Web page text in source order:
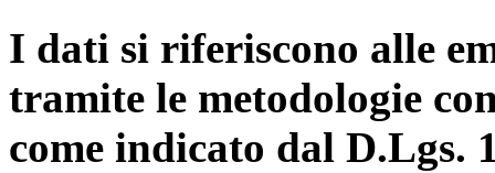
I dati si riferiscono alle
tramite le metodologie
come indicato dal D.Lgs.